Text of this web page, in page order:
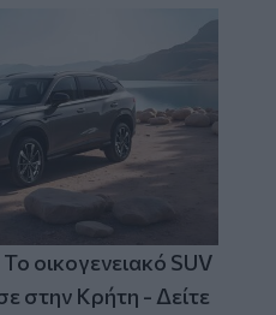
οικογενειακό SUV
στην Κρήτη - Δείτε